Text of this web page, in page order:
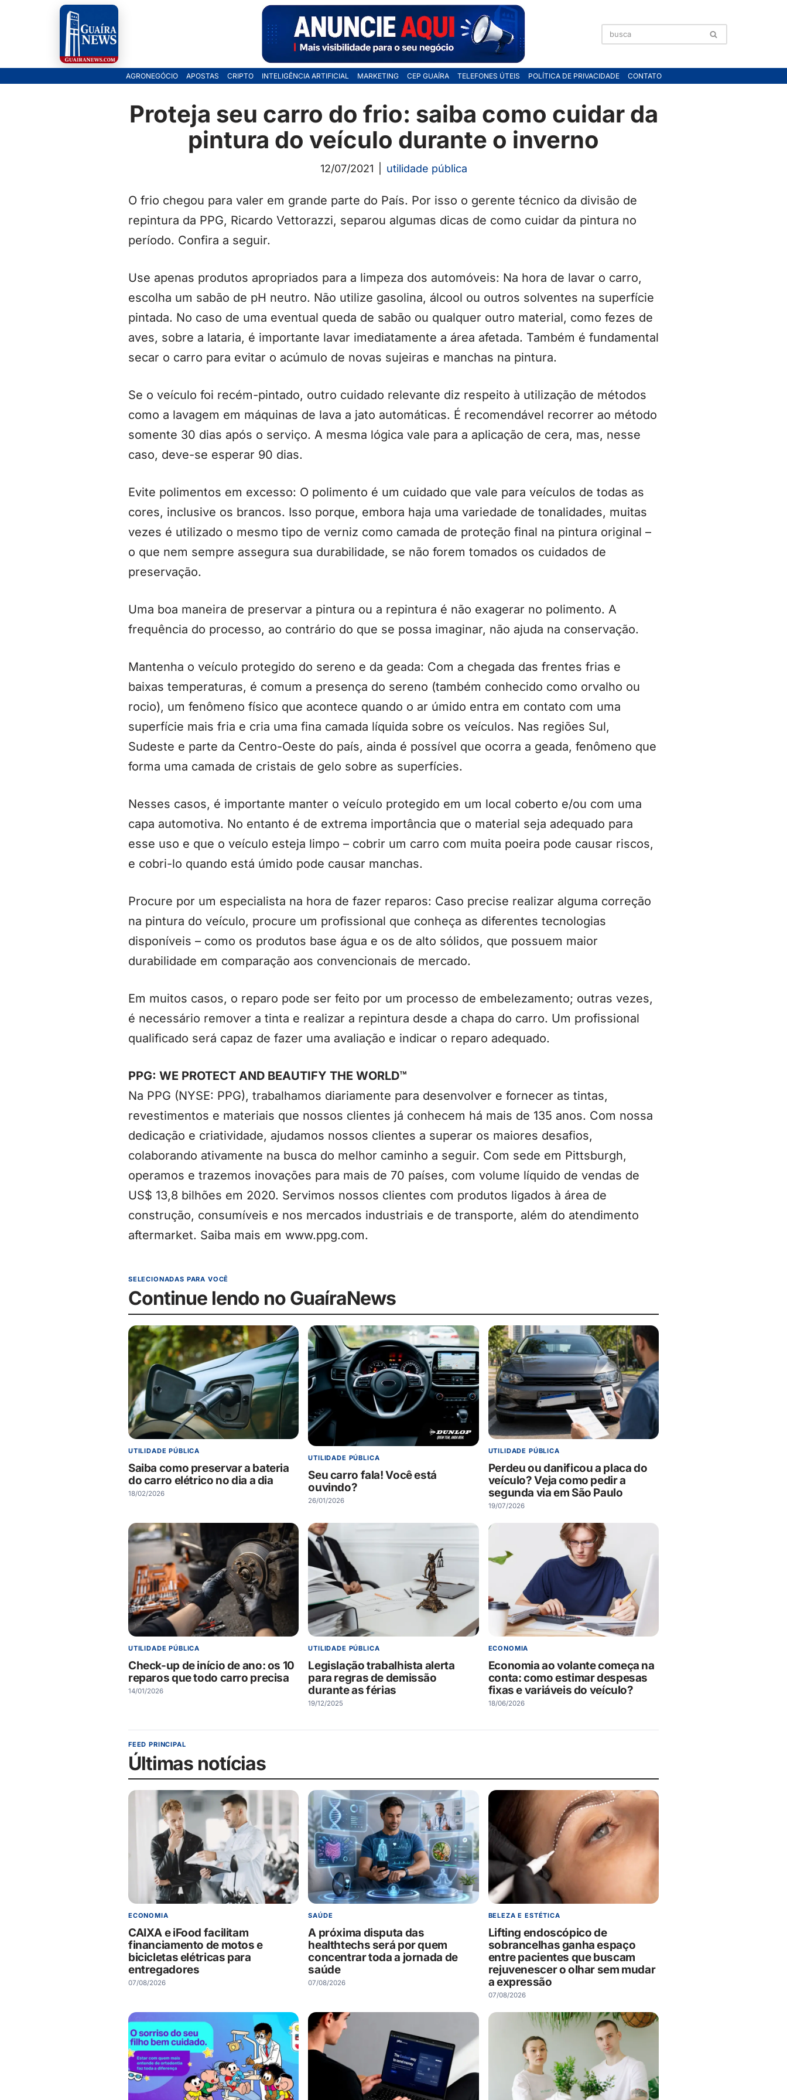
AGRONEGÓCIO APOSTAS CRIPTO INTELIGÊNCIA ARTIFICIAL MARKETING CEP GUAÍRA TELEFONES ÚTEIS POLÍTICA DE PRIVACIDADE CONTATO
Proteja seu carro do frio: saiba como cuidar da
pintura do veículo durante o inverno
12/07/2021 utilidade pública
O frio chegou para valer em grande parte do País. Por isso o gerente técnico da divisão de
repintura da PPG, Ricardo Vettorazzi, separou algumas dicas de como cuidar da pintura no
período. Confira a seguir.
Use apenas produtos apropriados para a limpeza dos automóveis: Na hora de lavar o carro,
escolha um sabão de pH neutro. Não utilize gasolina, álcool ou outros solventes na superfície
pintada. No caso de uma eventual queda de sabão ou qualquer outro material, como fezes de
aves, sobre a lataria, é importante lavar imediatamente a área afetada. Também é fundamental
secar o carro para evitar o acúmulo de novas sujeiras e manchas na pintura.
Se o veículo foi recém-pintado, outro cuidado relevante diz respeito à utilização de métodos
como a lavagem em máquinas de lava a jato automáticas. É recomendável recorrer ao método
somente 30 dias após o serviço. A mesma lógica vale para a aplicação de cera, mas, nesse
caso, deve-se esperar 90 dias.
Evite polimentos em excesso: O polimento é um cuidado que vale para veículos de todas as
cores, inclusive os brancos. Isso porque, embora haja uma variedade de tonalidades, muitas
vezes é utilizado o mesmo tipo de verniz como camada de proteção final na pintura original –
o que nem sempre assegura sua durabilidade, se não forem tomados os cuidados de
preservação.
Uma boa maneira de preservar a pintura ou a repintura é não exagerar no polimento. A
frequência do processo, ao contrário do que se possa imaginar, não ajuda na conservação.
Mantenha o veículo protegido do sereno e da geada: Com a chegada das frentes frias e
baixas temperaturas, é comum a presença do sereno (também conhecido como orvalho ou
rocio), um fenômeno físico que acontece quando o ar úmido entra em contato com uma
superfície mais fria e cria uma fina camada líquida sobre os veículos. Nas regiões Sul,
Sudeste e parte da Centro-Oeste do país, ainda é possível que ocorra a geada, fenômeno que
forma uma camada de cristais de gelo sobre as superfícies.
Nesses casos, é importante manter o veículo protegido em um local coberto e/ou com uma
capa automotiva. No entanto é de extrema importância que o material seja adequado para
esse uso e que o veículo esteja limpo – cobrir um carro com muita poeira pode causar riscos,
e cobri-lo quando está úmido pode causar manchas.
Procure por um especialista na hora de fazer reparos: Caso precise realizar alguma correção
na pintura do veículo, procure um profissional que conheça as diferentes tecnologias
disponíveis – como os produtos base água e os de alto sólidos, que possuem maior
durabilidade em comparação aos convencionais de mercado.
Em muitos casos, o reparo pode ser feito por um processo de embelezamento; outras vezes,
é necessário remover a tinta e realizar a repintura desde a chapa do carro. Um profissional
qualificado será capaz de fazer uma avaliação e indicar o reparo adequado.
PPG: WE PROTECT AND BEAUTIFY THE WORLD™
Na PPG (NYSE: PPG), trabalhamos diariamente para desenvolver e fornecer as tintas,
revestimentos e materiais que nossos clientes já conhecem há mais de 135 anos. Com nossa
dedicação e criatividade, ajudamos nossos clientes a superar os maiores desafios,
colaborando ativamente na busca do melhor caminho a seguir. Com sede em Pittsburgh,
operamos e trazemos inovações para mais de 70 países, com volume líquido de vendas de
US$ 13,8 bilhões em 2020. Servimos nossos clientes com produtos ligados à área de
construção, consumíveis e nos mercados industriais e de transporte, além do atendimento
aftermarket. Saiba mais em www.ppg.com.
SELECIONADAS PARA VOCÊ
Continue lendo no GuaíraNews
UTILIDADE PÚBLICA
Saiba como preservar a bateria
do carro elétrico no dia a dia
18/02/2026
UTILIDADE PÚBLICA
Seu carro fala! Você está
ouvindo?
26/01/2026
UTILIDADE PÚBLICA
Perdeu ou danificou a placa do
veículo? Veja como pedir a
segunda via em São Paulo
19/07/2026
UTILIDADE PÚBLICA
Check-up de início de ano: os 10
reparos que todo carro precisa
14/01/2026
UTILIDADE PÚBLICA
Legislação trabalhista alerta
para regras de demissão
durante as férias
19/12/2025
ECONOMIA
Economia ao volante começa na
conta: como estimar despesas
fixas e variáveis do veículo?
18/06/2026
FEED PRINCIPAL
Últimas notícias
ECONOMIA
CAIXA e iFood facilitam
financiamento de motos e
bicicletas elétricas para
entregadores
07/08/2026
SAÚDE
A próxima disputa das
healthtechs será por quem
concentrar toda a jornada de
saúde
07/08/2026
BELEZA E ESTÉTICA
Lifting endoscópico de
sobrancelhas ganha espaço
entre pacientes que buscam
rejuvenescer o olhar sem mudar
a expressão
07/08/2026